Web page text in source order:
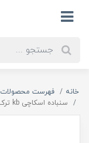
خانه
فهرست محصولات
سنباده اسکاچی kb ترکیه رول 10 متری مدل NovaFlex